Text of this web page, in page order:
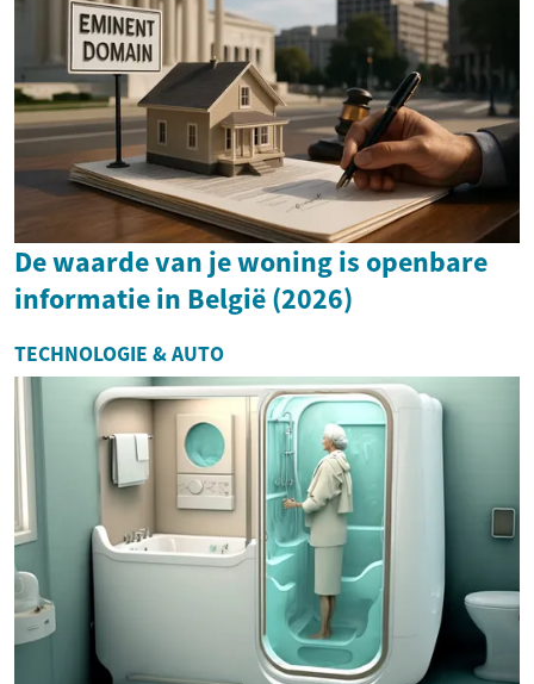
De waarde van je woning is openbare
informatie in België (2026)
TECHNOLOGIE & AUTO